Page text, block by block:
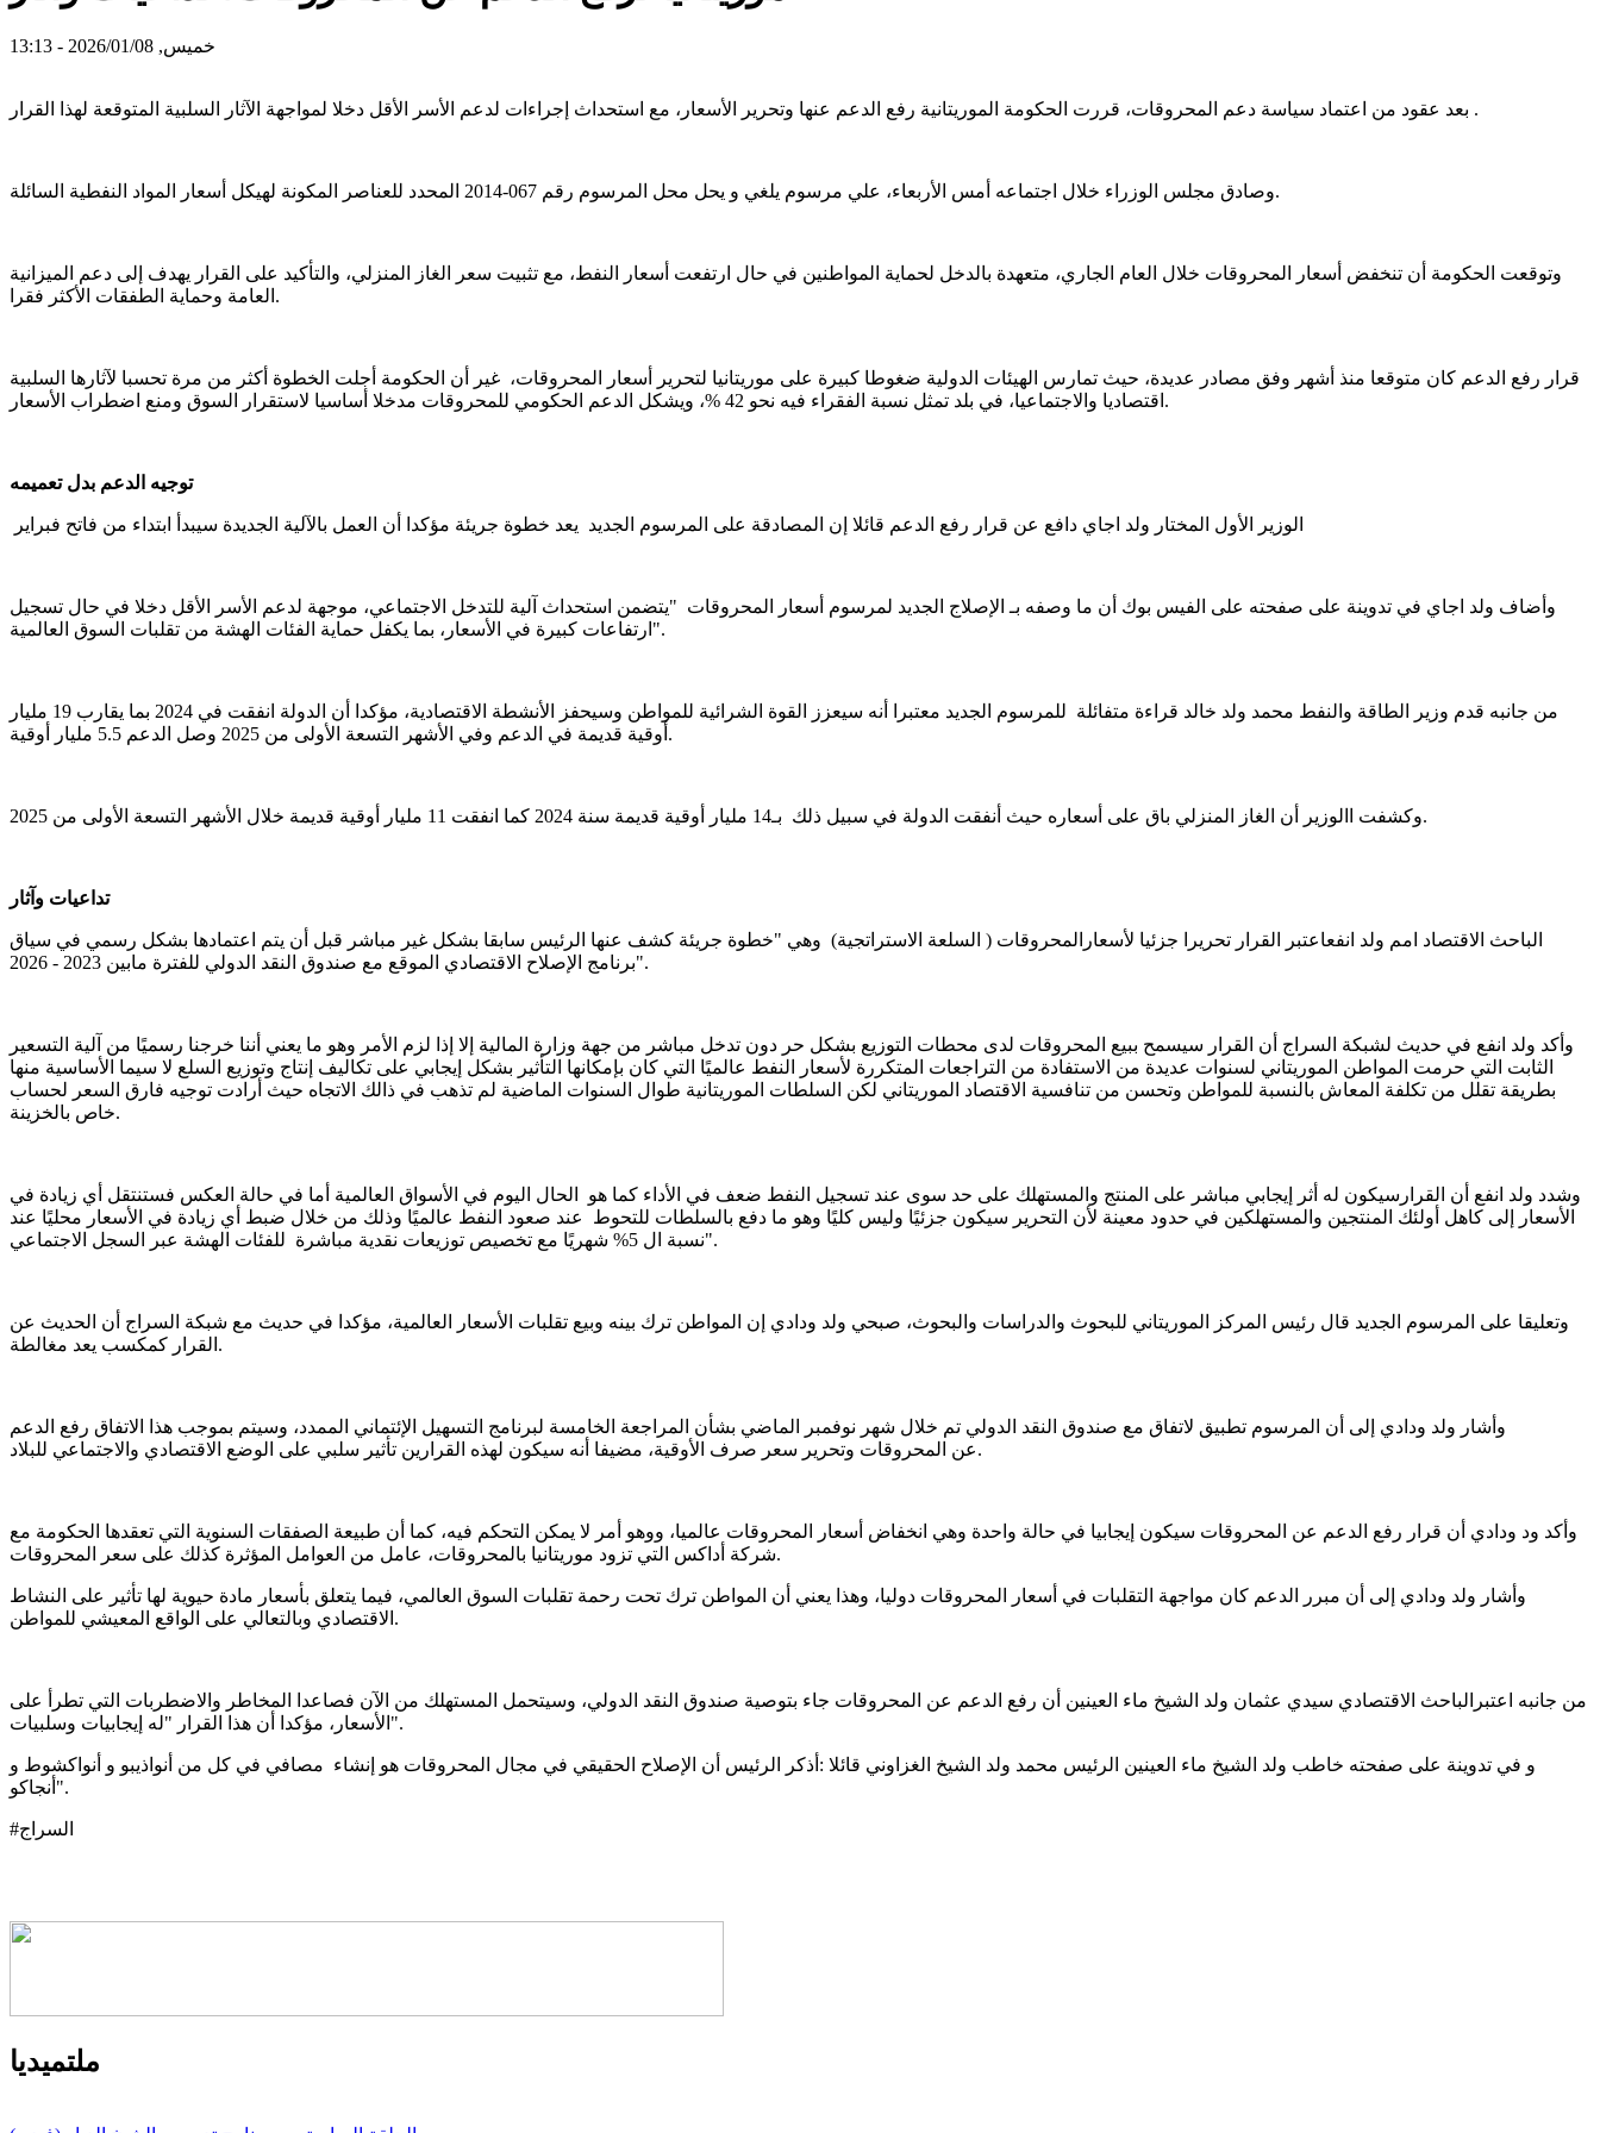
خميس, 2026/01/08 - 13:13
بعد عقود من اعتماد سياسة دعم المحروقات، قررت الحكومة الموريتانية رفع الدعم عنها وتحرير الأسعار، مع استحداث إجراءات لدعم الأسر الأقل دخلا لمواجهة الآثار السلبية المتوقعة لهذا القرار .
وصادق مجلس الوزراء خلال اجتماعه أمس الأربعاء، علي مرسوم يلغي و يحل محل المرسوم رقم 067-2014 المحدد للعناصر المكونة لهيكل أسعار المواد النفطية السائلة.
وتوقعت الحكومة أن تنخفض أسعار المحروقات خلال العام الجاري، متعهدة بالدخل لحماية المواطنين في حال ارتفعت أسعار النفط، مع تثبيت سعر الغاز المنزلي، والتأكيد على القرار يهدف إلى دعم الميزانية
العامة وحماية الطفقات الأكثر فقرا.
قرار رفع الدعم كان متوقعا منذ أشهر وفق مصادر عديدة، حيث تمارس الهيئات الدولية ضغوطا كبيرة على موريتانيا لتحرير أسعار المحروقات، غير أن الحكومة أجلت الخطوة أكثر من مرة تحسبا لآثارها السلبية
اقتصاديا والاجتماعيا، في بلد تمثل نسبة الفقراء فيه نحو 42 %، ويشكل الدعم الحكومي للمحروقات مدخلا أساسيا لاستقرار السوق ومنع اضطراب الأسعار.
توجيه الدعم بدل تعميمه
الوزير الأول المختار ولد اجاي دافع عن قرار رفع الدعم قائلا إن المصادقة على المرسوم الجديد يعد خطوة جريئة مؤكدا أن العمل بالآلية الجديدة سيبدأ ابتداء من فاتح فبراير
وأضاف ولد اجاي في تدوينة على صفحته على الفيس بوك أن ما وصفه بـ الإصلاج الجديد لمرسوم أسعار المحروقات "يتضمن استحداث آلية للتدخل الاجتماعي، موجهة لدعم الأسر الأقل دخلا في حال تسجيل
ارتفاعات كبيرة في الأسعار، بما يكفل حماية الفئات الهشة من تقلبات السوق العالمية".
من جانبه قدم وزير الطاقة والنفط محمد ولد خالد قراءة متفائلة للمرسوم الجديد معتبرا أنه سيعزز القوة الشرائية للمواطن وسيحفز الأنشطة الاقتصادية، مؤكدا أن الدولة انفقت في 2024 بما يقارب 19 مليار
أوقية قديمة في الدعم وفي الأشهر التسعة الأولى من 2025 وصل الدعم 5.5 مليار أوقية.
وكشفت االوزير أن الغاز المنزلي باق على أسعاره حيث أنفقت الدولة في سبيل ذلك بـ14 مليار أوقية قديمة سنة 2024 كما انفقت 11 مليار أوقية قديمة خلال الأشهر التسعة الأولى من 2025.
تداعيات وآثار
الباحث الاقتصاد امم ولد انفعاعتبر القرار تحريرا جزئيا لأسعارالمحروقات ( السلعة الاستراتجية) وهي "خطوة جريئة كشف عنها الرئيس سابقا بشكل غير مباشر قبل أن يتم اعتمادها بشكل رسمي في سياق
برنامج الإصلاح الاقتصادي الموقع مع صندوق النقد الدولي للفترة مابين 2023 - 2026".
وأكد ولد انفع في حديث لشبكة السراج أن القرار سيسمح ببيع المحروقات لدى محطات التوزيع بشكل حر دون تدخل مباشر من جهة وزارة المالية إلا إذا لزم الأمر وهو ما يعني أننا خرجنا رسميًا من آلية التسعير
الثابت التي حرمت المواطن الموريتاني لسنوات عديدة من الاستفادة من التراجعات المتكررة لأسعار النفط عالميًا التي كان بإمكانها التأثير بشكل إيجابي على تكاليف إنتاج وتوزيع السلع لا سيما الأساسية منها
بطريقة تقلل من تكلفة المعاش بالنسبة للمواطن وتحسن من تنافسية الاقتصاد الموريتاني لكن السلطات الموريتانية طوال السنوات الماضية لم تذهب في ذالك الاتجاه حيث أرادت توجيه فارق السعر لحساب
خاص بالخزينة.
وشدد ولد انفع أن القرارسيكون له أثر إيجابي مباشر على المنتج والمستهلك على حد سوى عند تسجيل النفط ضعف في الأداء كما هو الحال اليوم في الأسواق العالمية أما في حالة العكس فستنتقل أي زيادة في
الأسعار إلى كاهل أولئك المنتجين والمستهلكين في حدود معينة لأن التحرير سيكون جزئيًا وليس كليًا وهو ما دفع بالسلطات للتحوط عند صعود النفط عالميًا وذلك من خلال ضبط أي زيادة في الأسعار محليًا عند
نسبة ال 5% شهريًا مع تخصيص توزيعات نقدية مباشرة للفئات الهشة عبر السجل الاجتماعي".
وتعليقا على المرسوم الجديد قال رئيس المركز الموريتاني للبحوث والدراسات والبحوث، صبحي ولد ودادي إن المواطن ترك بينه وبيع تقلبات الأسعار العالمية، مؤكدا في حديث مع شبكة السراج أن الحديث عن
القرار كمكسب يعد مغالطة.
وأشار ولد ودادي إلى أن المرسوم تطبيق لاتفاق مع صندوق النقد الدولي تم خلال شهر نوفمبر الماضي بشأن المراجعة الخامسة لبرنامج التسهيل الإئتماني الممدد، وسيتم بموجب هذا الاتفاق رفع الدعم
عن المحروقات وتحرير سعر صرف الأوقية، مضيفا أنه سيكون لهذه القرارين تأثير سلبي على الوضع الاقتصادي والاجتماعي للبلاد.
وأكد ود ودادي أن قرار رفع الدعم عن المحروقات سيكون إيجابيا في حالة واحدة وهي انخفاض أسعار المحروقات عالميا، ووهو أمر لا يمكن التحكم فيه، كما أن طبيعة الصفقات السنوية التي تعقدها الحكومة مع
شركة أداكس التي تزود موريتانيا بالمحروقات، عامل من العوامل المؤثرة كذلك على سعر المحروقات.
وأشار ولد ودادي إلى أن مبرر الدعم كان مواجهة التقلبات في أسعار المحروقات دوليا، وهذا يعني أن المواطن ترك تحت رحمة تقلبات السوق العالمي، فيما يتعلق بأسعار مادة حيوية لها تأثير على النشاط
الاقتصادي وبالتعالي على الواقع المعيشي للمواطن.
من جانبه اعتبرالباحث الاقتصادي سيدي عثمان ولد الشيخ ماء العينين أن رفع الدعم عن المحروقات جاء بتوصية صندوق النقد الدولي، وسيتحمل المستهلك من الآن فصاعدا المخاطر والاضطربات التي تطرأ على
الأسعار، مؤكدا أن هذا القرار "له إيجابيات وسلبيات".
و في تدوينة على صفحته خاطب ولد الشيخ ماء العينين الرئيس محمد ولد الشيخ الغزاوني قائلا :أذكر الرئيس أن الإصلاح الحقيقي في مجال المحروقات هو إنشاء مصافي في كل من أنواذيبو و أنواكشوط و
أنجاكو".
#السراج
ملتميديا